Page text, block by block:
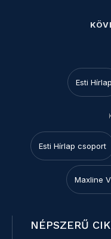
Esti Hírlap
Esti Hírlap csoport
Maxline
NÉPSZERŰ